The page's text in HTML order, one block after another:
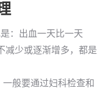
：出血一天比一天
减少或逐渐增多，都是
般要通过妇科检查和